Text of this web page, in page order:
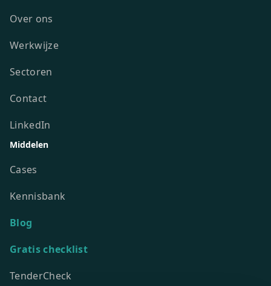
Over ons
Werkwijze
Sectoren
Contact
LinkedIn
Middelen
Cases
Kennisbank
Blog
Gratis checklist
TenderCheck